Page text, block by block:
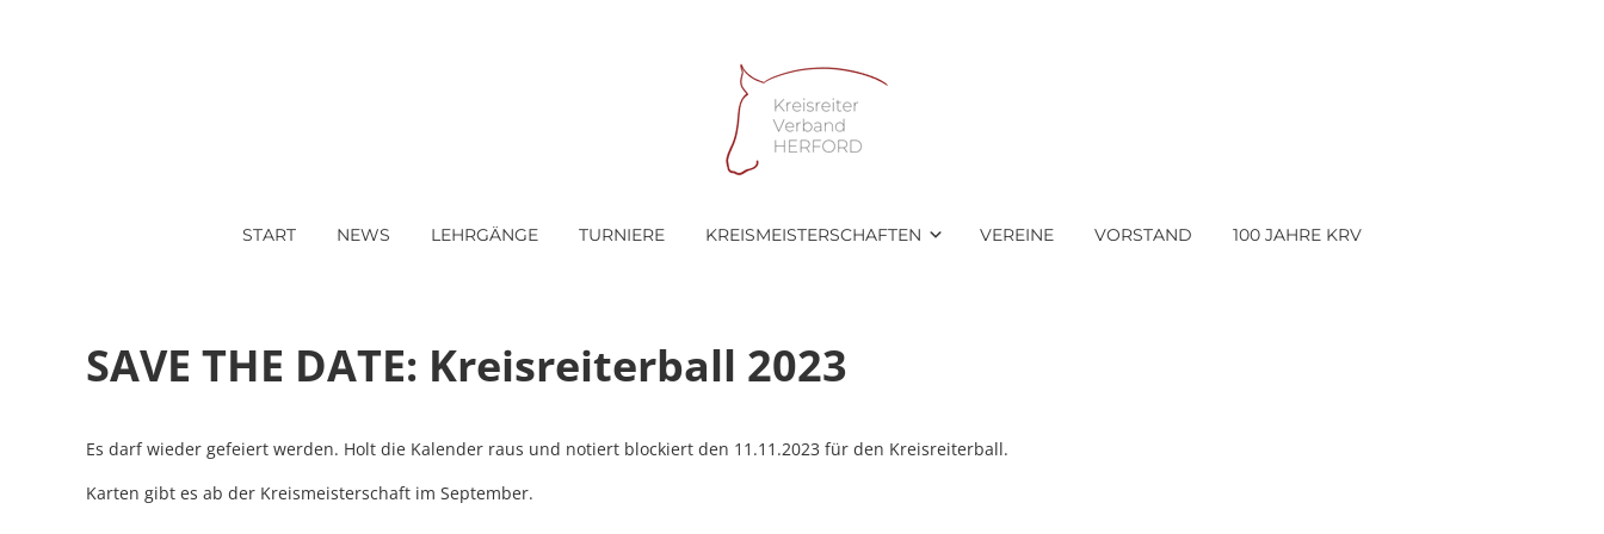
START NEWS LEHRGÄNGE TURNIERE KREISMEISTERSCHAFTEN VEREINE VORSTAND 100 JAHRE KRV
SAVE THE DATE: Kreisreiterball 2023
Es darf wieder gefeiert werden. Holt die Kalender raus und notiert blockiert den 11.11.2023 für den Kreisreiterball.
Karten gibt es ab der Kreismeisterschaft im September.